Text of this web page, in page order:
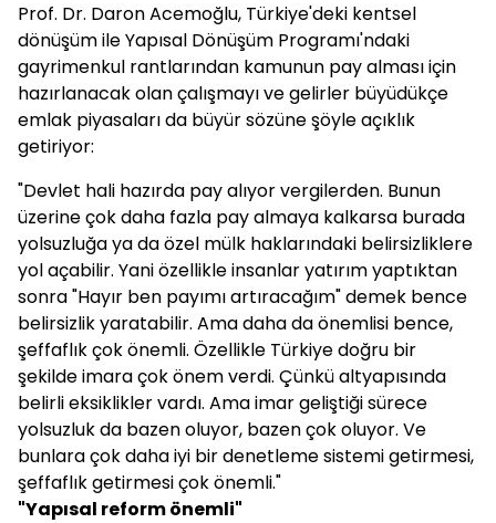
Prof. Dr. Daron Acemoğlu, Türkiye'deki kentsel
dönüşüm ile Yapısal Dönüşüm Programı'ndaki
gayrimenkul rantlarından kamunun pay alması için
hazırlanacak olan çalışmayı ve gelirler büyüdükçe
emlak piyasaları da büyür sözüne şöyle açıklık
getiriyor:
"Devlet hali hazırda pay alıyor vergilerden. Bunun
üzerine çok daha fazla pay almaya kalkarsa burada
yolsuzluğa ya da özel mülk haklarındaki belirsizliklere
yol açabilir. Yani özellikle insanlar yatırım yaptıktan
sonra "Hayır ben payımı artıracağım" demek bence
belirsizlik yaratabilir. Ama daha da önemlisi bence,
şeffaflık çok önemli. Özellikle Türkiye doğru bir
şekilde imara çok önem verdi. Çünkü altyapısında
belirli eksiklikler vardı. Ama imar geliştiği sürece
yolsuzluk da bazen oluyor, bazen çok oluyor. Ve
bunlara çok daha iyi bir denetleme sistemi getirmesi,
şeffaflık getirmesi çok önemli."
"Yapısal reform önemli"